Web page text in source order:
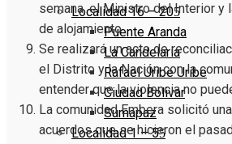
Localidad 16 – 20
Puente Aranda
La Candelaria
Rafael Uribe Uribe
Ciudad Bolivar
Sumapaz
Localidad 1 – 5
semana, el Ministro del Interior y
de alojamiento.
Se realizará un acto de
el Distrito y la Nación con la
entender que la violencia no
La comunidad Embera solicitó
acuerdos que se hicieron el